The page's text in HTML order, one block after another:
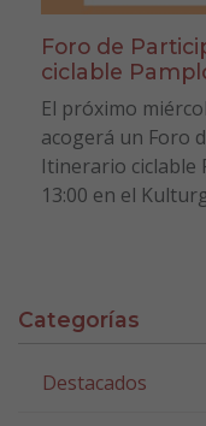
Foro de
ciclable
El próximo
acogerá un Foro
Itinerario ciclable
13:00 en el
Categorías
Destacados